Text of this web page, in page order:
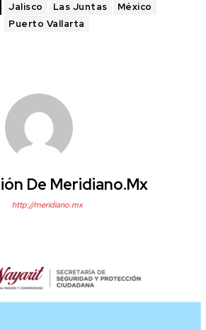
Jalisco Las Juntas
México
Puerto Vallarta
De Meridiano.mx
http://meridiano.mx